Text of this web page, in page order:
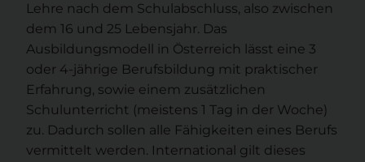
Lehre nach dem Schulabschluss, also zwischen
dem 16 und 25 Lebensjahr. Das
Ausbildungsmodell in Österreich lässt eine 3
oder 4-jährige Berufsbildung mit praktischer
Erfahrung, sowie einem zusätzlichen
Schulunterricht (meistens 1 Tag in der Woche)
zu. Dadurch sollen alle Fähigkeiten eines Berufs
vermittelt werden. International gilt dieses